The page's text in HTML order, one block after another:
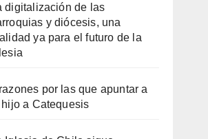
digitalización de las
y diócesis, una
ya para el futuro de la
por las que apuntar a
hijo a Catequesis